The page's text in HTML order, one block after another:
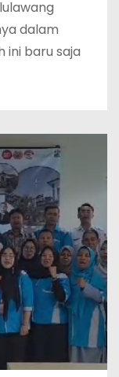
dalam
ini baru saja